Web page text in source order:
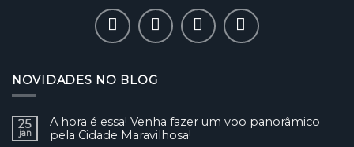
NOVIDADES NO BLOG
25
jan
A hora é essa! Venha fazer um voo panorâmico
pela Cidade Maravilhosa!